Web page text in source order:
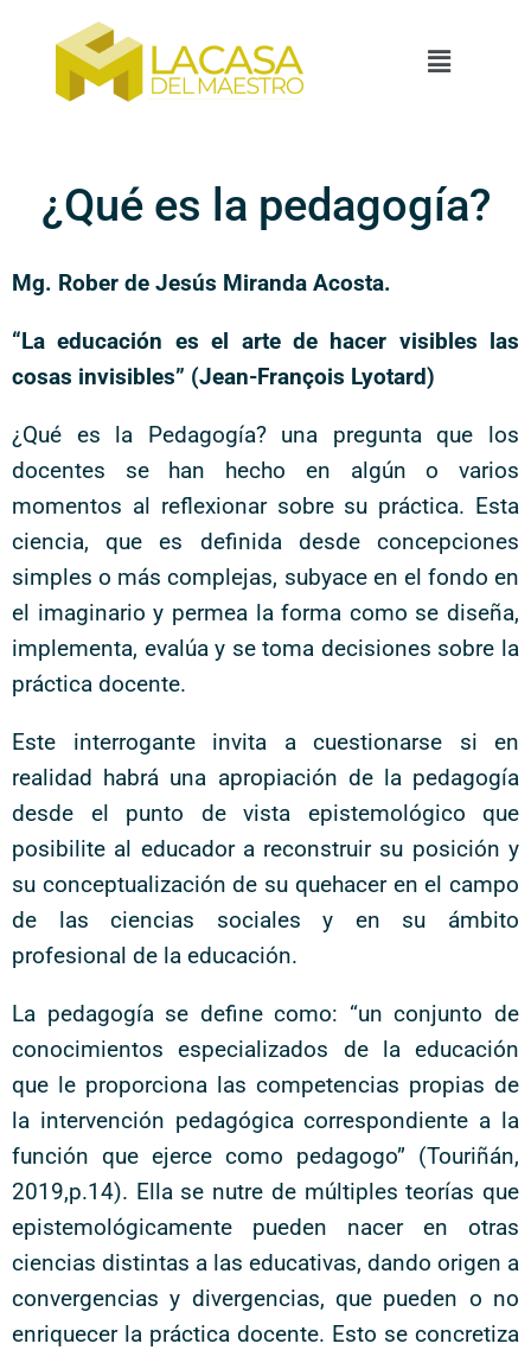
¿Qué es la pedagogía?
Mg. Rober de Jesús Miranda Acosta.
“La educación es el arte de hacer visibles las
cosas invisibles” (Jean-François Lyotard)
¿Qué es la Pedagogía? una pregunta que los
docentes se han hecho en algún o varios
momentos al reflexionar sobre su práctica. Esta
ciencia, que es definida desde concepciones
simples o más complejas, subyace en el fondo en
el imaginario y permea la forma como se diseña,
implementa, evalúa y se toma decisiones sobre la
práctica docente.
Este interrogante invita a cuestionarse si en
realidad habrá una apropiación de la pedagogía
desde el punto de vista epistemológico que
posibilite al educador a reconstruir su posición y
su conceptualización de su quehacer en el campo
de las ciencias sociales y en su ámbito
profesional de la educación.
La pedagogía se define como: “un conjunto de
conocimientos especializados de la educación
que le proporciona las competencias propias de
la intervención pedagógica correspondiente a la
función que ejerce como pedagogo” (Touriñán,
2019,p.14). Ella se nutre de múltiples teorías que
epistemológicamente pueden nacer en otras
ciencias distintas a las educativas, dando origen a
convergencias y divergencias, que pueden o no
enriquecer la práctica docente. Esto se concretiza